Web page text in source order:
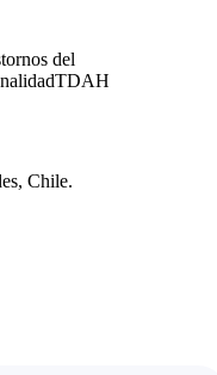
del
TDAH
Chile.